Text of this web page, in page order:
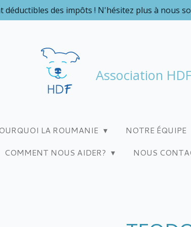
déductibles des impôts ! N'hésitez plus à nous
Association HDF
LA ROUMANIE NOTRE ÉQUIPE
COMMENT NOUS AIDER? NOUS